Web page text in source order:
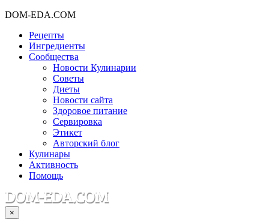
DOM-EDA.COM
Рецепты
Ингредиенты
Сообщества
Новости Кулинарии
Советы
Диеты
Новости сайта
Здоровое питание
Сервировка
Этикет
Авторский блог
Кулинары
Активность
Помощь
×